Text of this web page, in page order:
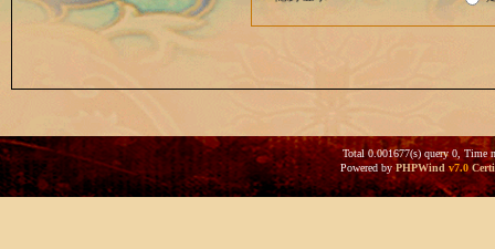
Total 0.001677(s) query 0, Time
Powered byPHPWind v7.0